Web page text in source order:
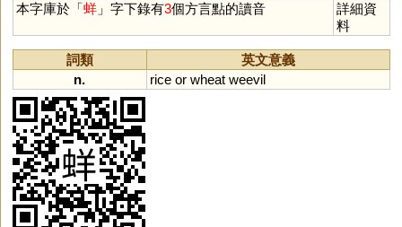
本字庫於「蛘」字下錄有3個方言點的讀音
詳細資
料
詞類
英文意義
n.
rice or wheat weevil